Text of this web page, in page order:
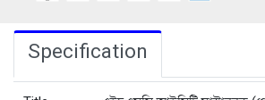
Specification